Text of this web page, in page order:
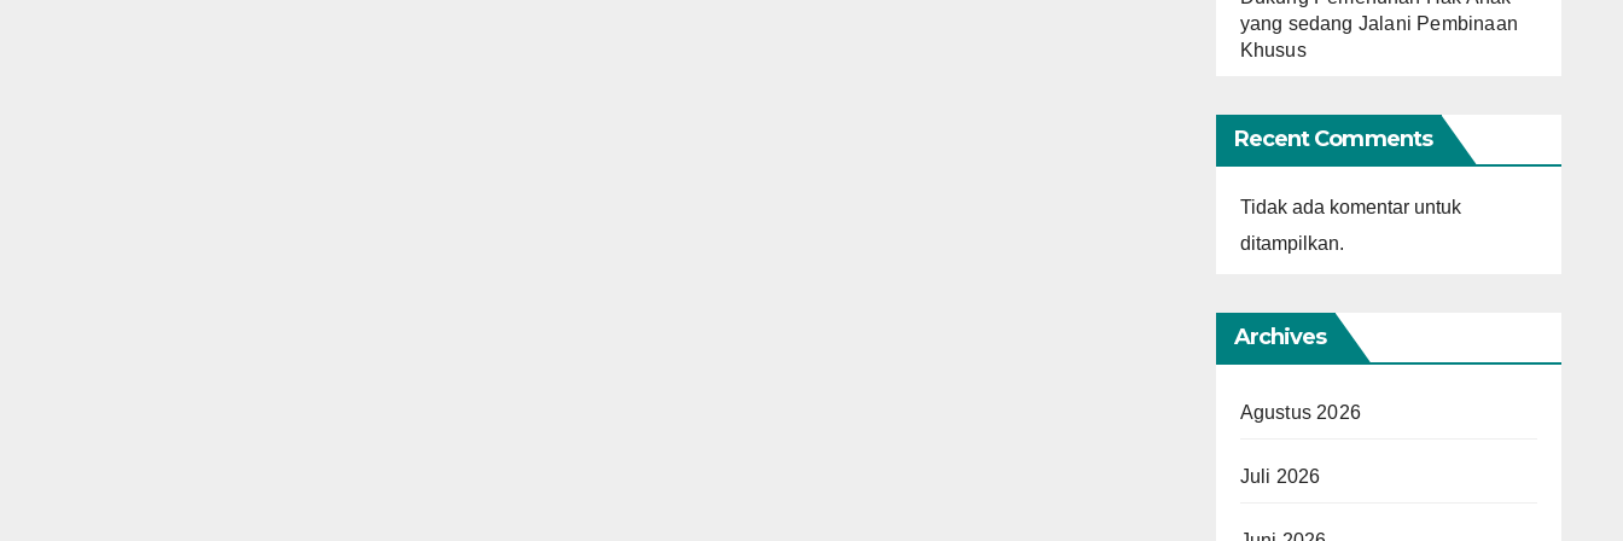
yang sedang Jalani Pembinaan
Khusus
Recent Comments
Tidak ada komentar untuk
ditampilkan.
Archives
Agustus 2026
Juli 2026